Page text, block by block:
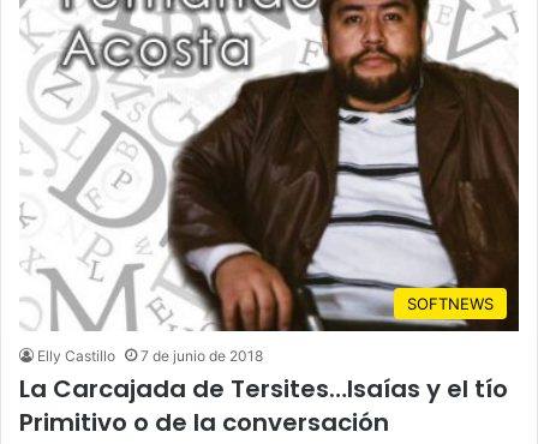
SOFTNEWS
Elly Castillo 7 de junio de 2018
La Carcajada de Tersites…Isaías y el tío
Primitivo o de la conversación